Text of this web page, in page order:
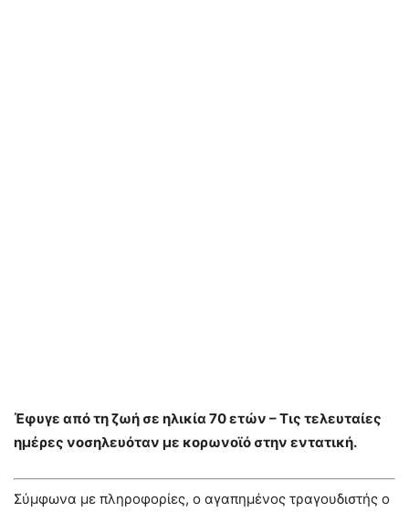
Έφυγε από τη ζωή σε ηλικία 70 ετών – Τις τελευταίες
ημέρες νοσηλευόταν με κορωνοϊό στην εντατική.
Σύμφωνα με πληροφορίες, ο αγαπημένος τραγουδιστής ο